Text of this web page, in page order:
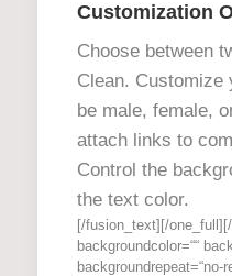
Customization
Choose between
Clean. Customize
be male, female,
attach links to
Control the
the text color.
[/fusion_text][/
backgroundcolor=““
backgroundrepeat=“no-